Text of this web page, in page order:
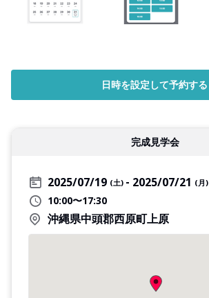
日時を設定して予約する
完成見学会
2025/07/19 (土) 2025/07/21 (月)
10:00〜17:30
沖縄県中頭郡西原町上原